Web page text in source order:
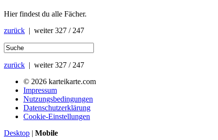
Hier findest du alle Fächer.
zurück | weiter327 / 247
zurück | weiter327 / 247
© 2026 karteikarte.com
Impressum
Nutzungsbedingungen
Datenschutzerklärung
Cookie-Einstellungen
Desktop | Mobile